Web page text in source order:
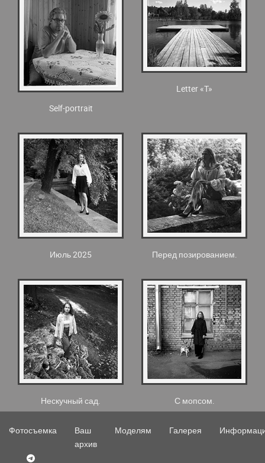
Self-portrait
Letter «T»
Июль 2025 Перед позированием.
Нескучный сад. С мопсом.
Фотосъемка
Ваш
архив
Моделям Галерея